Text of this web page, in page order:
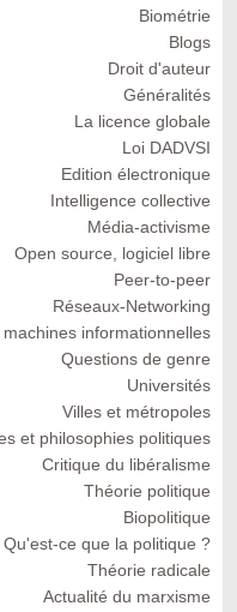
Biométrie
Blogs
Droit d'auteur
Généralités
La licence globale
Loi DADVSI
Edition électronique
Intelligence collective
Média-activisme
Open source, logiciel libre
Peer-to-peer
Réseaux-Networking
informationnelles
Questions de genre
Universités
Villes et métropoles
et philosophies politiques
Critique du libéralisme
Théorie politique
Biopolitique
Qu'est-ce que la politique ?
Théorie radicale
Actualité du marxisme